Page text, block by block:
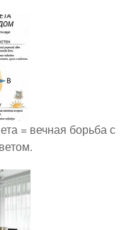
= вечная борьба с